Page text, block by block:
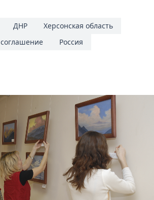
ДНР
Херсонская область
соглашение Россия